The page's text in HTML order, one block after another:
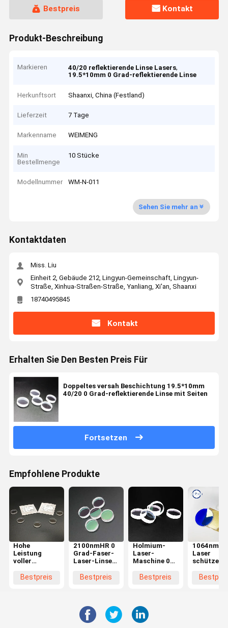
Bestpreis Kontakt
Produkt-Beschreibung
Markieren 40/20 reflektierende Linse Lasers,
19.5*10mm 0 Grad-reflektierende Linse
Herkunftsort Shaanxi, China (Festland)
Lieferzeit 7 Tage
Markenname WEIMENG
Min
Bestellmenge
10 Stücke
Modellnummer WM-N-011
Sehen Sie mehr an
Kontaktdaten
Miss. Liu
Einheit 2, Gebäude 212, Lingyun-Gemeinschaft, Lingyun-
Straße, Xinhua-Straßen-Straße, Yanliang, Xi'an, Shaanxi
18740495845
Kontakt
Erhalten Sie Den Besten Preis Für
Doppeltes versah Beschichtung 19.5*10mm
40/20 0 Grad-reflektierende Linse mit Seiten
Fortsetzen
Empfohlene Produkte
Hohe
Leistung
voller
Spiegel der 0
Bestpreis
2100nmHR 0
Grad-Faser-
Laser-Linse
Laser-
Bestpreis
Holmium-
Laser-
Maschine 0
reflektierende
polierte
Bestpreis
1064nmHR
Laser
Faser-